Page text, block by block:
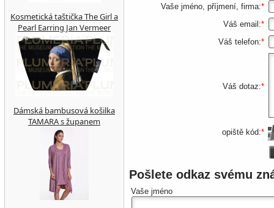
Vaše jméno, příjmení, firma:*
Váš email:*
Váš telefon:*
Váš dotaz:*
opiště kód:*
Pošlete odkaz svému
Vaše jméno
Kosmetická taštička The Girl a
Pearl Earring Jan Vermeer
Dámská bambusová košilka
TAMARA s županem